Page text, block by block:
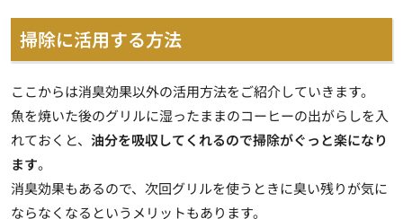
掃除に活用する方法
ここからは消臭効果以外の活用方法をご紹介していきます。
魚を焼いた後のグリルに湿ったままのコーヒーの出がらしを入
れておくと、 油分を吸収してくれるので掃除がぐっと楽になり
ます。
消臭効果もあるので、 次回グリルを使うときに臭い残りが気に
ならなくなる というメリットもあります。